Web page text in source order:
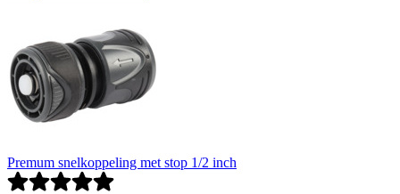
Premum snelkoppeling met stop 1/2 inch